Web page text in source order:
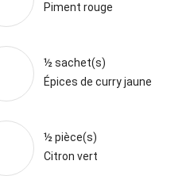
Piment rouge
½ sachet(s)
Épices de curry jaune
½ pièce(s)
Citron vert